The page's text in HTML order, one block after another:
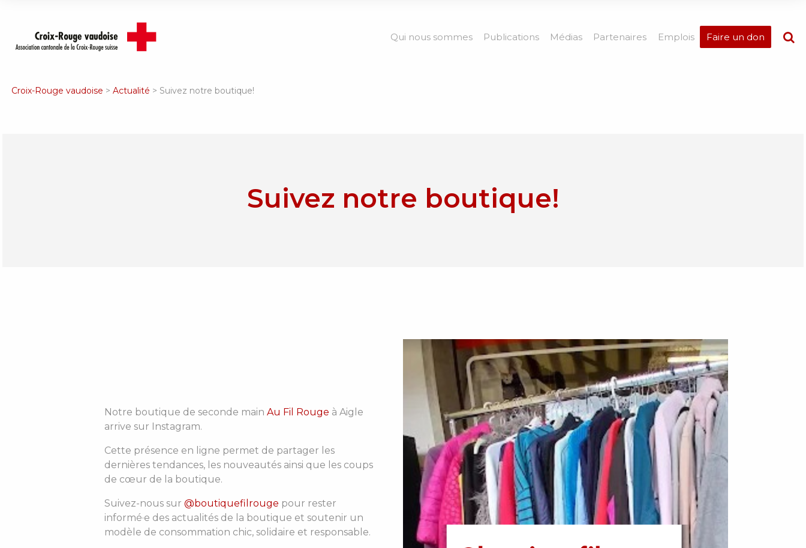
Qui nous sommes Publications Médias Partenaires Emplois Faire un don
Croix-Rouge vaudoise > Actualité > Suivez notre boutique!
Suivez notre boutique!
Notre boutique de seconde main Au Fil Rouge à Aigle
arrive sur Instagram.
Cette présence en ligne permet de partager les
dernières tendances, les nouveautés ainsi que les coups
de cœur de la boutique.
Suivez-nous sur @boutiquefilrouge pour rester
informé·e des actualités de la boutique et soutenir un
modèle de consommation chic, solidaire et responsable.